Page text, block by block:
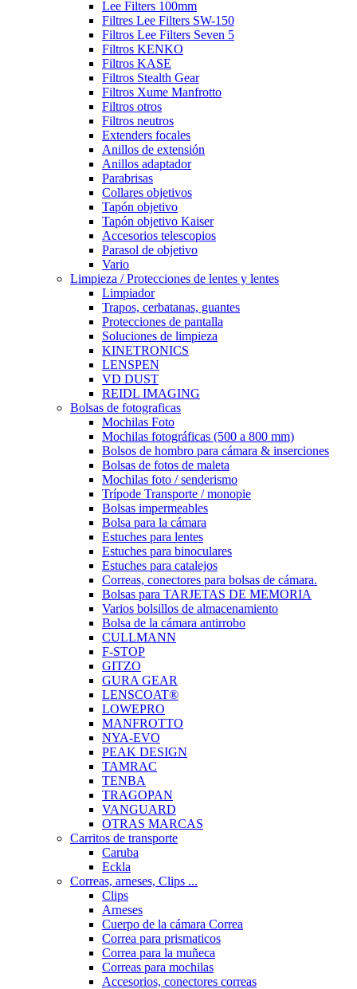
Lee Filters 100mm
Filtres Lee Filters SW-150
Filtros Lee Filters Seven 5
Filtros KENKO
Filtros KASE
Filtros Stealth Gear
Filtros Xume Manfrotto
Filtros otros
Filtros neutros
Extenders focales
Anillos de extensión
Anillos adaptador
Parabrisas
Collares objetivos
Tapón objetivo
Tapón objetivo Kaiser
Accesorios telescopios
Parasol de objetivo
Vario
Limpieza / Protecciones de lentes y lentes
Limpiador
Trapos, cerbatanas, guantes
Protecciones de pantalla
Soluciones de limpieza
KINETRONICS
LENSPEN
VD DUST
REIDL IMAGING
Bolsas de fotograficas
Mochilas Foto
Mochilas fotográficas (500 a 800 mm)
Bolsos de hombro para cámara & inserciones
Bolsas de fotos de maleta
Mochilas foto / senderismo
Trípode Transporte / monopie
Bolsas impermeables
Bolsa para la cámara
Estuches para lentes
Estuches para binoculares
Estuches para catalejos
Correas, conectores para bolsas de cámara.
Bolsas para TARJETAS DE MEMORIA
Varios bolsillos de almacenamiento
Bolsa de la cámara antirrobo
CULLMANN
F-STOP
GITZO
GURA GEAR
LENSCOAT®
LOWEPRO
MANFROTTO
NYA-EVO
PEAK DESIGN
TAMRAC
TENBA
TRAGOPAN
VANGUARD
OTRAS MARCAS
Carritos de transporte
Caruba
Eckla
Correas, arneses, Clips ...
Clips
Arneses
Cuerpo de la cámara Correa
Correa para prismaticos
Correa para la muñeca
Correas para mochilas
Accesorios, conectores correas